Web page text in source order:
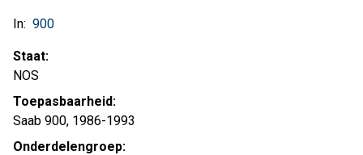
In: 900
Staat:
NOS
Toepasbaarheid:
Saab 900, 1986-1993
Onderdelengroep: